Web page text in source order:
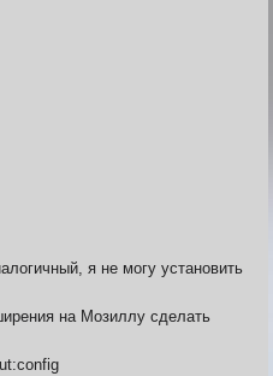
Карта ЗЛО
Квесты. Академия
я не могу установить
на Мозиллу сделать